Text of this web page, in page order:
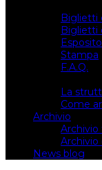
Biglietti
Biglietti
Stampa
F.A.Q.
La
Come
Archivio
Archivio
News blog